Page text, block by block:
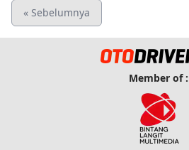
« Sebelumnya
Member of :